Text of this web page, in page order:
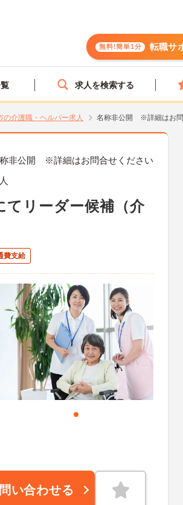
無料!簡単1分 転職サ
求人を検索する
の介護職・ヘルパー求人 名称非公開 ※詳細はお問
非公開 ※詳細はお問合せください
てリーダー候補（介
費支給
い合わせる